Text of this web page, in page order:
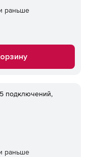
раньше
подключений,
раньше